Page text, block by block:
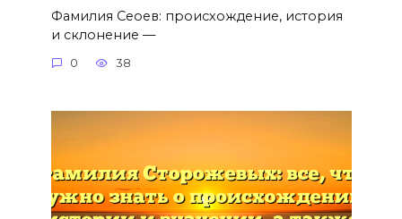
Фамилия Сеоев: происхождение, история
и склонение —
0 38